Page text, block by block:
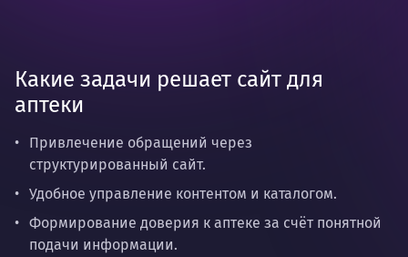
Какие задачи решает сайт для
аптеки
Привлечение обращений через
структурированный сайт.
Удобное управление контентом и каталогом.
Формирование доверия к аптеке за счёт понятной
подачи информации.